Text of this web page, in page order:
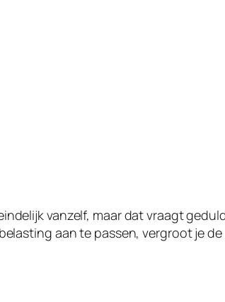
vanzelf, maar dat vraagt
aan te passen, vergroot je